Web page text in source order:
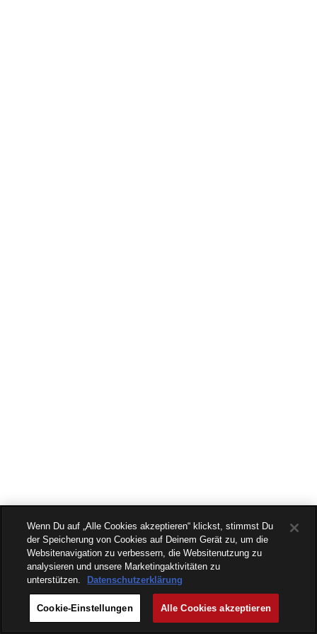
Wenn Du auf „Alle Cookies akzeptieren“ klickst, stimmst Du
der Speicherung von Cookies auf Deinem Gerät zu, um die
Websitenavigation zu verbessern, die Websitenutzung zu
analysieren und unsere Marketingaktivitäten zu
unterstützen.
Datenschutzerklärung
Cookie-Einstellungen Alle Cookies akzeptieren